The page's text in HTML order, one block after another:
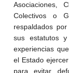
Asociaciones,
Colectivos o
respaldados
sus estatutos
experiencias
el Estado
para evitar